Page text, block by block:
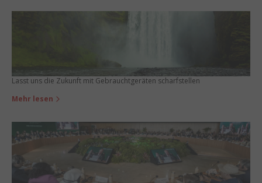
Lasst uns die Zukunft mit Gebrauchtgeräten scharfstellen
Mehr lesen